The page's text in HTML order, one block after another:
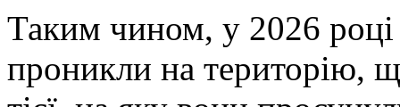
Таким чином, у 2026 році
проникли на територію,